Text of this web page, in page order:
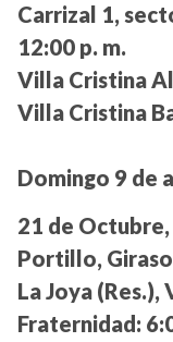
Carrizal 1,
12:00 p. m.
Villa Cristina
Villa Cristina
Domingo 9 de
21 de Octubre,
Portillo,
La Joya
Fraternidad: